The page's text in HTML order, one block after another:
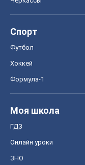
Спорт
Футбол
Хоккей
Формула-1
Моя школа
ГДЗ
Онлайн уроки
ЗНО